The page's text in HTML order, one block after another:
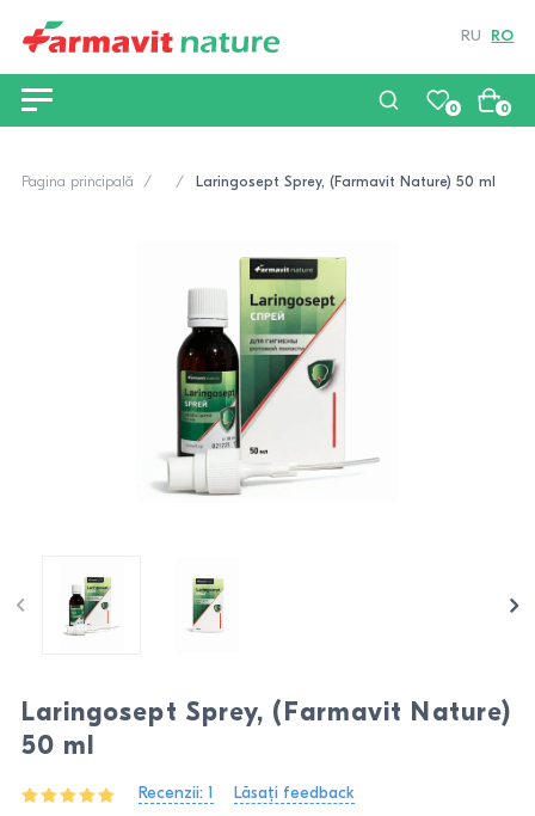
RU RO
0 0
Pagina principală Laringosept Sprey, (Farmavit Nature) 50 ml
Laringosept Sprey, (Farmavit Nature)
50 ml
Recenzii: 1 Lăsați feedback